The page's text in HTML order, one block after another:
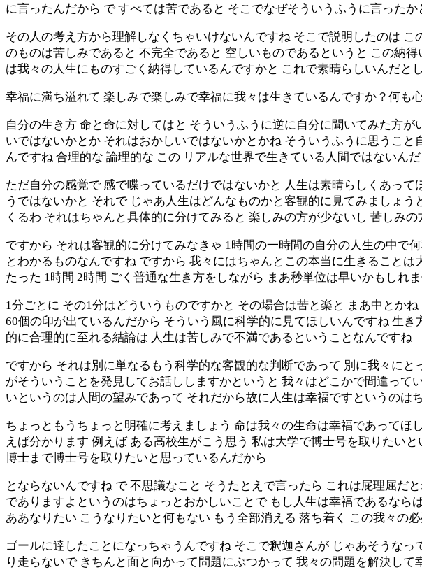
に言ったんだから で すべては苦であると そこでなぜそういうふうに言ったか
その人の考え方から理解しなくちゃいけないんですね そこで説明したのは
のものは苦しみであると 不完全であると 空しいものであるというと この納
は我々の人生にものすごく納得しているんですかと これで素晴らしいんだと
幸福に満ち溢れて 楽しみで楽しみで幸福に我々は生きているんですか？何も
自分の生き方 命と命に対してはと そういうふうに逆に自分に聞いてみた方
いではないかとか それはおかしいではないかとかね そういうふうに思うこ
んですね 合理的な 論理的な この リアルな世界で生きている人間ではないんだ
ただ自分の感覚で 感で喋っているだけではないかと 人生は素晴らしくあっ
うではないかと それで じゃあ人生はどんなものかと客観的に見てみましょ
くるわ それはちゃんと具体的に分けてみると 楽しみの方が少ないし 苦しみ
ですから それは客観的に分けてみなきゃ 1時間の一時間の自分の人生の中で
とわかるものなんですね ですから 我々にはちゃんとこの本当に生きること
たった 1時間 2時間 ごく普通な生き方をしながら まあ秒単位は早いかもしれ
1分ごとに その1分はどういうものですかと その場合は苦と楽と まあ中とか
60個の印が出ているんだから そういう風に科学的に見てほしいんですね 生
的に合理的に至れる結論は 人生は苦しみで不満であるということなんですね
ですから それは別に単なるもう科学的な客観的な判断であって 別に我々に
がそういうことを発見してお話ししますかというと 我々はどこかで間違っ
いというのは人間の望みであって それだから故に人生は幸福ですというのは
ちょっともうちょっと明確に考えましょう 命は我々の生命は幸福であって
えば分かります 例えば ある高校生がこう思う 私は大学で博士号を取りたい
博士まで博士号を取りたいと思っているんだから
とならないんですね で 不思議なこと そうたとえで言ったら これは屁理屈
でありますよというのはちょっとおかしいことで もし人生は幸福であるな
ああなりたい こうなりたいと何もない もう全部消える 落ち着く この我々の
ゴールに達したことになっちゃうんですね そこで釈迦さんが じゃあそうな
り走らないで きちんと面と向かって問題にぶつかって 我々の問題を解決して